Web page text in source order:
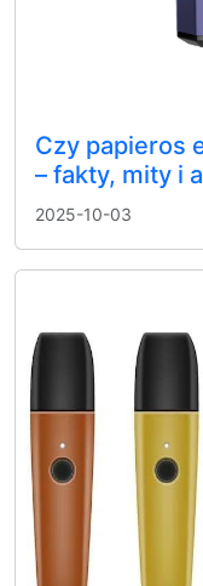
Czy papieros
– fakty, mity i
2025-10-03